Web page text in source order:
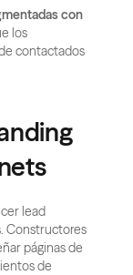
con
los
contactados
lead
Constructores
páginas de
de